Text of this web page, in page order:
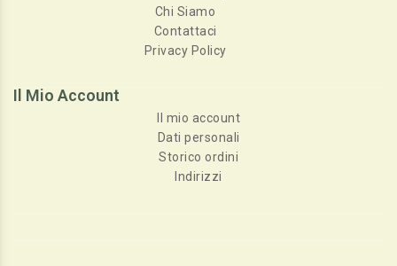
Chi Siamo
Contattaci
Privacy Policy
Il Mio Account
Il mio account
Dati personali
Storico ordini
Indirizzi